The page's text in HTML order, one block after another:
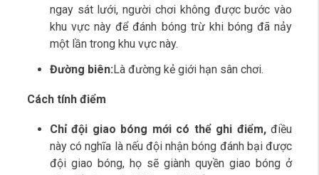
ngay sát lưới, người chơi không được bước vào
khu vực này để đánh bóng trừ khi bóng đã nảy
một lần trong khu vực này.
Đường biên:Là đường kẻ giới hạn sân chơi.
Cách tính điểm
Chỉ đội giao bóng mới có thể ghi điểm,điều
này có nghĩa là nếu đội nhận bóng đánh bại được
đội giao bóng, họ sẽ giành quyền giao bóng ở